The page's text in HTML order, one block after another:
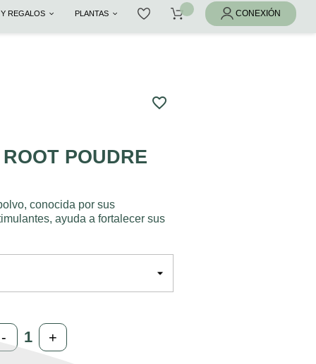
REGALOS PLANTAS
favorite_border
POUDRE
conocida por sus
ayuda a fortalecer sus
- +